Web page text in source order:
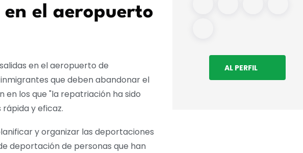
el aeropuerto
en el aeropuerto de
que deben abandonar el
los que "la repatriación ha sido
y eficaz.
y organizar las deportaciones
deportación de personas que han
AL PERFIL